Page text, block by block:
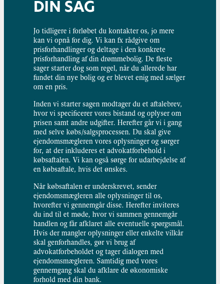
DIN SAG
Jo tidligere i forløbet du kontakter os, jo mere
kan vi opnå for dig. Vi kan fx rådgive om
prisforhandlinger og deltage i den konkrete
prisforhandling af din drømmebolig. De fleste
sager starter dog som regel, når du allerede har
fundet din nye bolig og er blevet enig med sælger
om en pris.
Inden vi starter sagen modtager du et aftalebrev,
hvor vi specificerer vores bistand og oplyser om
prisen samt andre udgifter. Herefter går vi i gang
med selve købs/salgsprocessen. Du skal give
ejendomsmægleren vores oplysninger og sørger
for, at der inkluderes et advokatforbehold i
købsaftalen. Vi kan også sørge for udarbejdelse af
en købsaftale, hvis det ønskes.
Når købsaftalen er underskrevet, sender
ejendomsmægleren alle oplysninger til os,
hvorefter vi gennemgår disse. Herefter inviteres
du ind til et møde, hvor vi sammen gennemgår
handlen og får afklaret alle eventuelle spørgsmål.
Hvis der mangler oplysninger eller enkelte vilkår
skal genforhandles, gør vi brug af
advokatforbeholdet og tager dialogen med
ejendomsmægleren. Samtidig med vores
gennemgang skal du afklare de økonomiske
forhold med din bank.